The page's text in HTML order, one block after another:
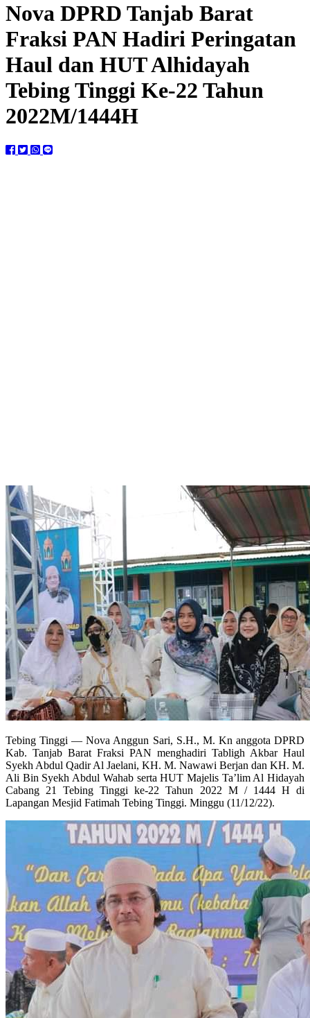
Nova DPRD Tanjab Barat
Fraksi PAN Hadiri Peringatan
Haul dan HUT Alhidayah
Tebing Tinggi Ke-22 Tahun
2022M/1444H
Tebing Tinggi — Nova Anggun Sari, S.H., M. Kn anggota DPRD
Kab. Tanjab Barat Fraksi PAN menghadiri Tabligh Akbar Haul
Syekh Abdul Qadir Al Jaelani, KH. M. Nawawi Berjan dan KH. M.
Ali Bin Syekh Abdul Wahab serta HUT Majelis Ta’lim Al Hidayah
Cabang 21 Tebing Tinggi ke-22 Tahun 2022 M / 1444 H di
Lapangan Mesjid Fatimah Tebing Tinggi. Minggu (11/12/22).